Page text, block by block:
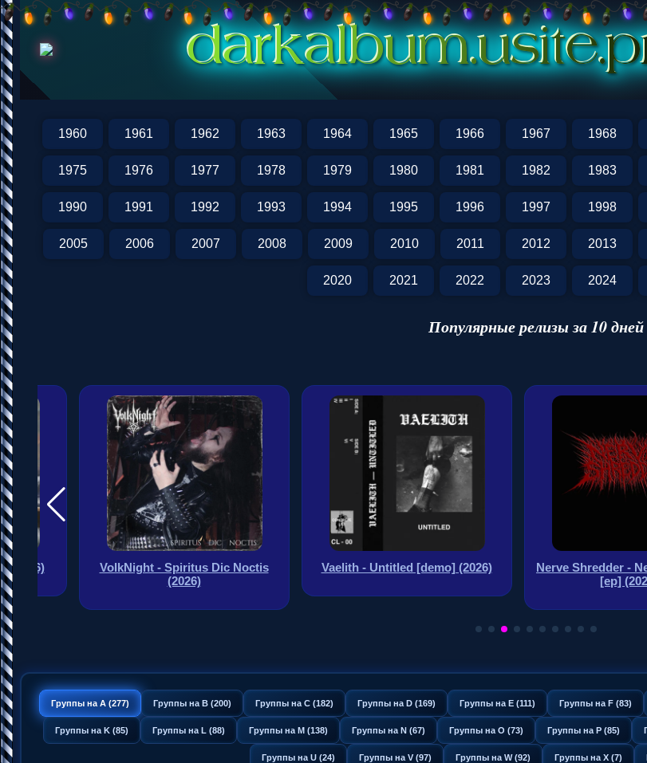
1960 1961 1962 1963 1964 1965 1966 1967 1968
1975 1976 1977 1978 1979 1980 1981 1982 1983
1990 1991 1992 1993 1994 1995 1996 1997 1998
2005 2006 2007 2008 2009 2010 2011 2012 2013
2020 2021 2022 2023 2024
Популярные релизы за 10 дней
(2026)
VolkNight - Spiritus Dic Noctis
(2026)
Vaelith - Untitled [demo] (2026)
Nerve Shredder -
[ep]
Группы на A (277) Группы на B (200) Группы на C (182) Группы на D (169) Группы на E (111) Группы на F (83)
Группы на K (85) Группы на L (88) Группы на M (138) Группы на N (67) Группы на O (73) Группы на P (85)
Группы на U (24) Группы на V (97) Группы на W (92) Группы на X (7)